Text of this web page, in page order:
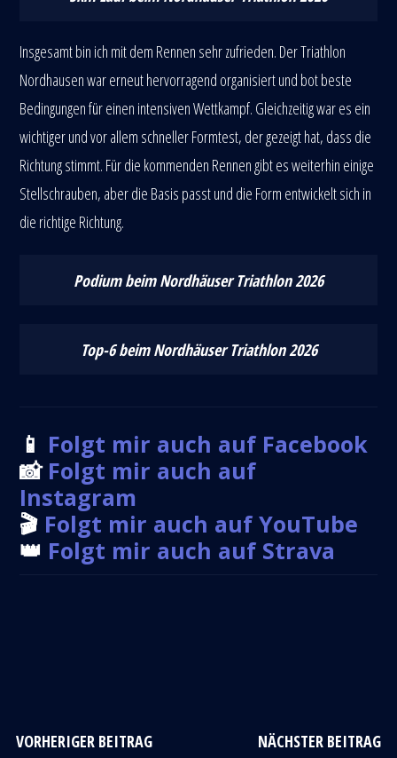
Insgesamt bin ich mit dem Rennen sehr zufrieden. Der Triathlon
Nordhausen war erneut hervorragend organisiert und bot beste
Bedingungen für einen intensiven Wettkampf. Gleichzeitig war es ein
wichtiger und vor allem schneller Formtest, der gezeigt hat, dass die
Richtung stimmt. Für die kommenden Rennen gibt es weiterhin einige
Stellschrauben, aber die Basis passt und die Form entwickelt sich in
die richtige Richtung.
Podium beim Nordhäuser Triathlon 2026
Top-6 beim Nordhäuser Triathlon 2026
📱 Folgt mir auch auf Facebook
📸 Folgt mir auch auf
Instagram
🎬 Folgt mir auch auf YouTube
👑 Folgt mir auch auf Strava
VORHERIGER BEITRAG NÄCHSTER BEITRAG